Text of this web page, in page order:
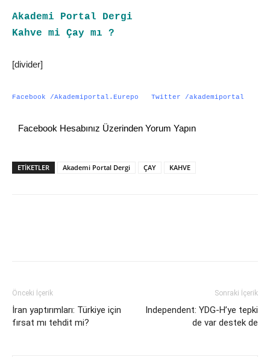
Akademi Portal Dergi
Kahve mi Çay mı ?
[divider]
Facebook /Akademiportal.Eurepo Twitter /akademiportal
Facebook Hesabınız Üzerinden Yorum Yapın
ETİKETLER Akademi Portal Dergi ÇAY KAHVE
Önceki İçerik
İran yaptırımları: Türkiye için
fırsat mı tehdit mi?
Sonraki İçerik
Independent: YDG-H’ye tepki
de var destek de